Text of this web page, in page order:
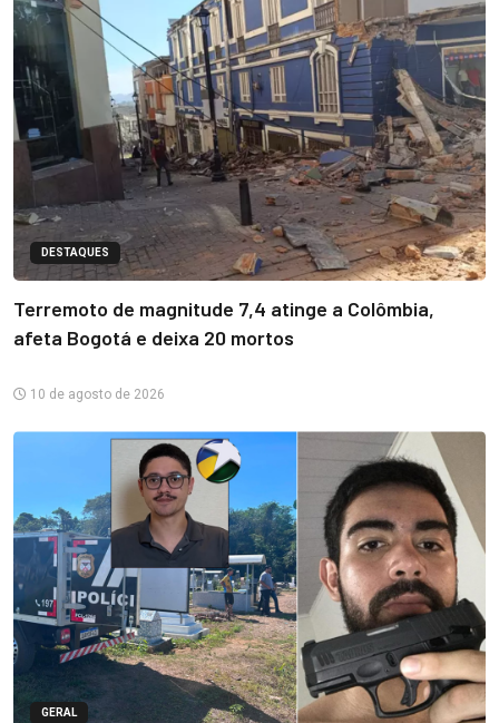
DESTAQUES
Terremoto de magnitude 7,4 atinge a Colômbia,
afeta Bogotá e deixa 20 mortos
10 de agosto de 2026
GERAL